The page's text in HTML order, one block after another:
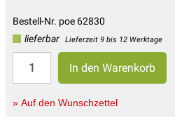
Bestell-Nr. poe 62830
lieferbar
Lieferzeit 9 bis 12 Werktage
» Auf den Wunschzettel